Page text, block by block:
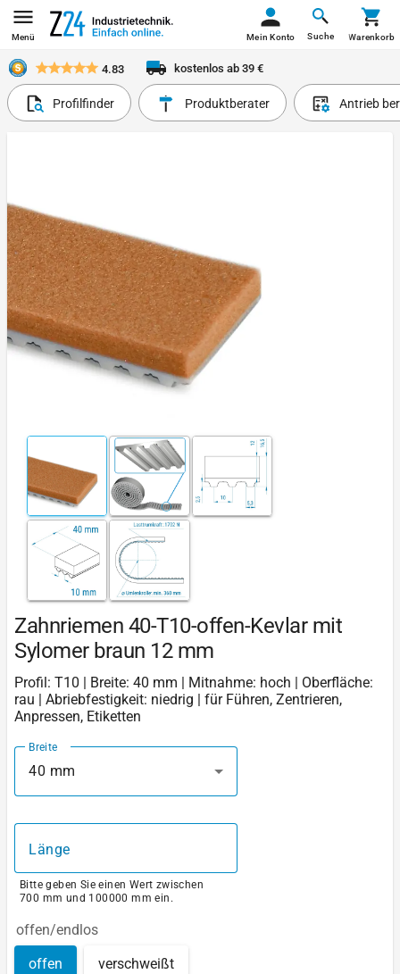
Menü Suche
Mein Konto Warenkorb
4.83 kostenlos ab 39 €
Profilfinder Produktberater Antrieb
Zahnriemen 40-T10-offen-Kevlar mit
Sylomer braun 12 mm
Profil: T10 | Breite: 40 mm | Mitnahme: hoch | Oberfläche:
rau | Abriebfestigkeit: niedrig | für Führen, Zentrieren,
Anpressen, Etiketten
Breite
40 mm
Länge
Bitte geben Sie einen Wert zwischen
700 mm und 100000 mm ein.
offen/endlos
offen verschweißt